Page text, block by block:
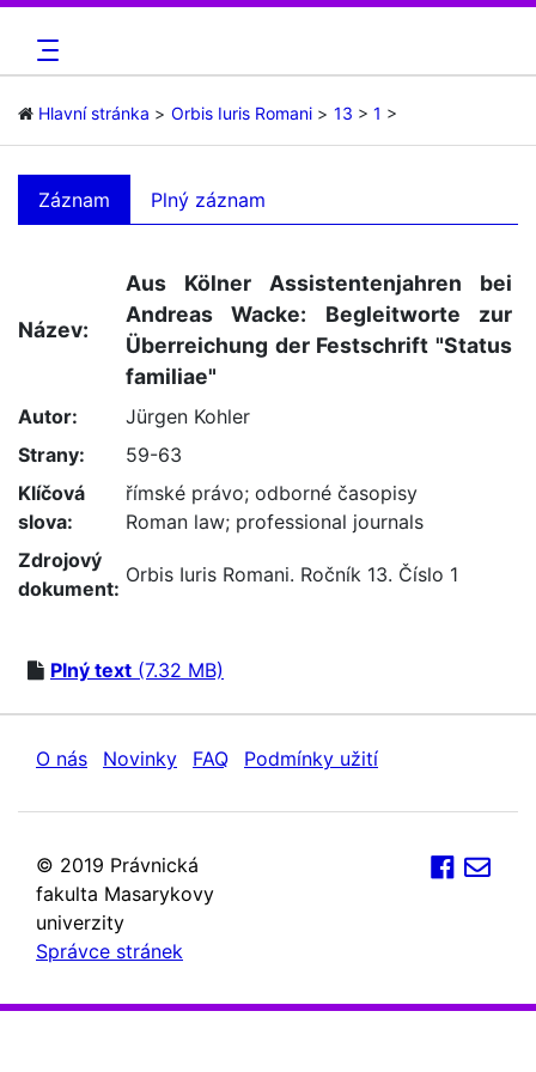
Hlavní stránka Orbis Iuris Romani 13 1
Záznam Plný záznam
Název:
Aus Kölner Assistentenjahren bei
Andreas Wacke: Begleitworte zur
Überreichung der Festschrift "Status
familiae"
Autor:
Jürgen Kohler
Strany:
59-63
Klíčová
slova:
římské právo; odborné časopisy
Roman law; professional journals
Zdrojový
dokument:
Orbis Iuris Romani. Ročník 13. Číslo 1
Plný text (7.32 MB)
O nás Novinky FAQ Podmínky užití
© 2019 Právnická
fakulta Masarykovy
univerzity
Správce stránek